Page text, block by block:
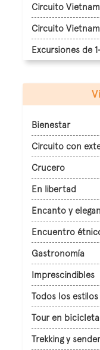
Circuito Vietnam
Circuito
Excursiones de
Bienestar
Circuito con
Crucero
En libertad
Encanto y
Encuentro
Gastronomía
Imprescindibles
Todos los estilos
Tour en bicicleta
Trekking y